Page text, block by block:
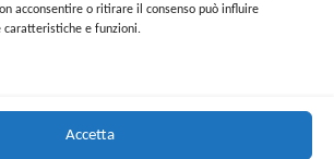
acconsentire o ritirare il consenso può influire
caratteristiche e funzioni.
Accetta